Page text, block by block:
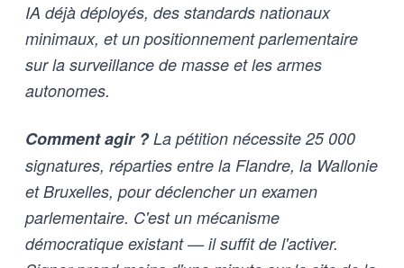
IA déjà déployés, des standards nationaux
minimaux, et un positionnement parlementaire
sur la surveillance de masse et les armes
autonomes.
Comment agir ?La pétition nécessite 25 000
signatures, réparties entre la Flandre, la Wallonie
et Bruxelles, pour déclencher un examen
parlementaire. C'est un mécanisme
démocratique existant — il suffit de l'activer.